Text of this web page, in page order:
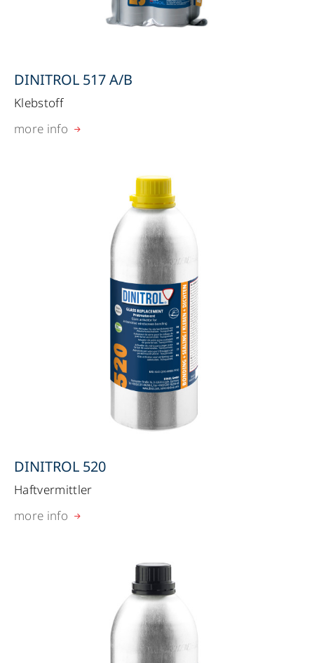
DINITROL 517 A/B
Klebstoff
more info
DINITROL 520
Haftvermittler
more info